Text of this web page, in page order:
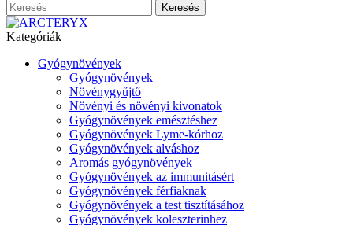
Keresés
Kategóriák
Gyógynövények
Gyógynövények
Növénygyűjtő
Növényi és növényi kivonatok
Gyógynövények emésztéshez
Gyógynövények Lyme-kórhoz
Gyógynövények alváshoz
Aromás gyógynövények
Gyógynövények az immunitásért
Gyógynövények férfiaknak
Gyógynövények a test tisztításához
Gyógynövények koleszterinhez